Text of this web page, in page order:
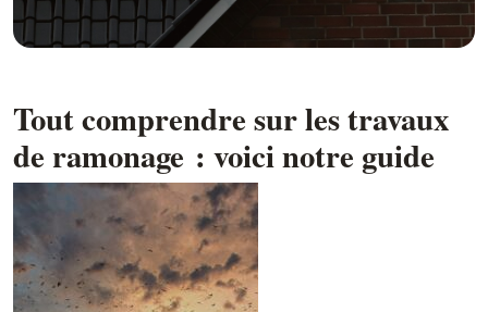
Tout comprendre sur les travaux
de ramonage : voici notre guide